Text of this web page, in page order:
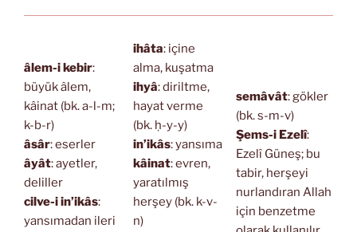
âlem-i kebir:
büyük âlem,
kâinat (bk. a-l-m;
k-b-r)
âsâr: eserler
âyât: ayetler,
deliller
cilve-i in’ikâs:
yansımadan ileri
ihâta: içine
alma, kuşatma
ihyâ: diriltme,
hayat verme
(bk. ḥ-y-y)
in’ikâs: yansıma
kâinat: evren,
yaratılmış
herşey (bk. k-v-
n)
semâvât: gökler
(bk. s-m-v)
Şems-i Ezelî:
Ezelî Güneş; bu
tabir, herşeyi
nurlandıran Allah
için benzetme